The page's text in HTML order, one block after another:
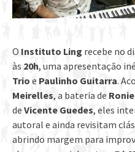
O Instituto Ling recebe no
às 20h, uma apresentação
Trio e Paulinho Guitarra.
Meirelles, a bateria de
de Vicente Guedes, eles
autoral e ainda revisitam
abrindo margem para